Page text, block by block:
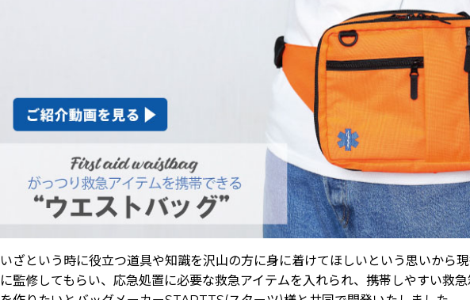
いざという時に役立つ道具や知識を沢山の方に身に着けてほしいという思いから
に監修してもらい、応急処置に必要な救急アイテムを入れられ、携帯しやすい救